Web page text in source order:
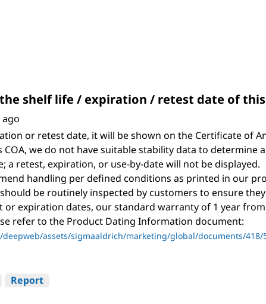
shelf life / expiration / retest date of
ago
or retest date, it will be shown on the Certificate of
we do not have suitable stability data to determine
a retest, expiration, or use-by-date will not be displayed.
handling per defined conditions as printed in our
be routinely inspected by customers to ensure
expiration dates, our standard warranty of 1 year
refer to the Product Dating Information document:
assets/sigmaaldrich/marketing/global/documents/
Report